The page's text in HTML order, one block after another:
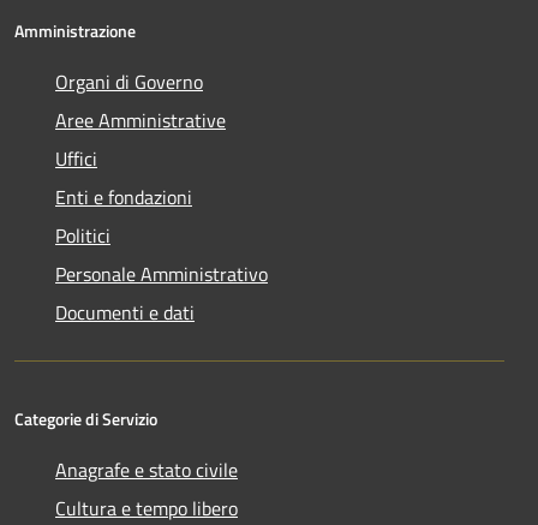
Amministrazione
Organi di Governo
Aree Amministrative
Uffici
Enti e fondazioni
Politici
Personale Amministrativo
Documenti e dati
Categorie di Servizio
Anagrafe e stato civile
Cultura e tempo libero